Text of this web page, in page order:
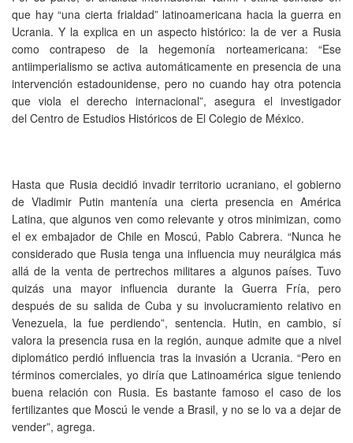
que hay “una cierta frialdad” latinoamericana hacia la guerra en
Ucrania. Y la explica en un aspecto histórico: la de ver a Rusia
como contrapeso de la hegemonía norteamericana: “Ese
antiimperialismo se activa automáticamente en presencia de una
intervención estadounidense, pero no cuando hay otra potencia
que viola el derecho internacional”, asegura el investigador
del Centro de Estudios Históricos de El Colegio de México.
Hasta que Rusia decidió invadir territorio ucraniano, el gobierno
de Vladimir Putin mantenía una cierta presencia en América
Latina, que algunos ven como relevante y otros minimizan, como
el ex embajador de Chile en Moscú, Pablo Cabrera. “Nunca he
considerado que Rusia tenga una influencia muy neurálgica más
allá de la venta de pertrechos militares a algunos países. Tuvo
quizás una mayor influencia durante la Guerra Fría, pero
después de su salida de Cuba y su involucramiento relativo en
Venezuela, la fue perdiendo”, sentencia. Hutin, en cambio, sí
valora la presencia rusa en la región, aunque admite que a nivel
diplomático perdió influencia tras la invasión a Ucrania. “Pero en
términos comerciales, yo diría que Latinoamérica sigue teniendo
buena relación con Rusia. Es bastante famoso el caso de los
fertilizantes que Moscú le vende a Brasil, y no se lo va a dejar de
vender”, agrega.